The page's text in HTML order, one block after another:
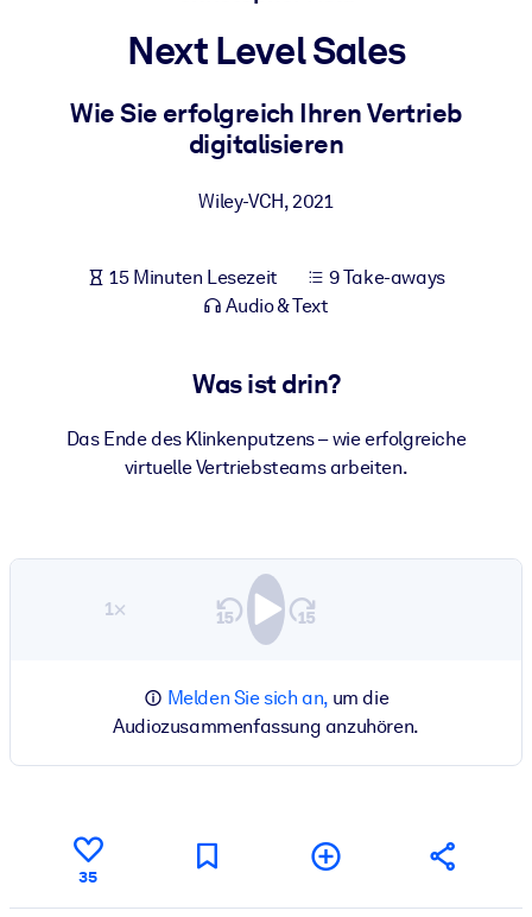
Bauen Sie eine gesunde und resiliente Belegschaft auf.
Integrieren Sie kompaktes, verifiziertes Wissen in Ihr LMS/LXP für
Für Unternehmensbibliotheken
Bereichern Sie Ihre Unternehmensbibliothek mit
Ihrer KI-Systeme zu optimieren.
Next Level Sales
Wie Sie erfolgreich Ihren Vertrieb
digitalisieren
Wiley-VCH,2021
15 Minuten Lesezeit
9 Take-aways
Audio & Text
Was ist drin?
Das Ende des Klinkenputzens – wie erfolgreiche
virtuelle Vertriebsteams arbeiten.
1×
Melden Sie sich an,um die
Audiozusammenfassung anzuhören.
35